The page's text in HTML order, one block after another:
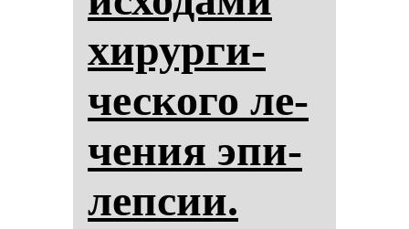
хи­рур­ги­
чес­ко­го ле­
че­ния эпи­
леп­сии.